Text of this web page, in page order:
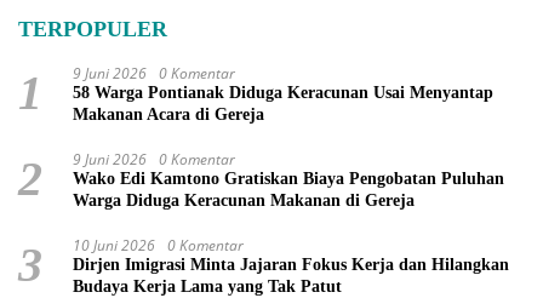
TERPOPULER
1 9 Juni 2026 0 Komentar
58 Warga Pontianak Diduga Keracunan Usai Menyantap
Makanan Acara di Gereja
2 9 Juni 2026 0 Komentar
Wako Edi Kamtono Gratiskan Biaya Pengobatan Puluhan
Warga Diduga Keracunan Makanan di Gereja
3 10 Juni 2026 0 Komentar
Dirjen Imigrasi Minta Jajaran Fokus Kerja dan Hilangkan
Budaya Kerja Lama yang Tak Patut